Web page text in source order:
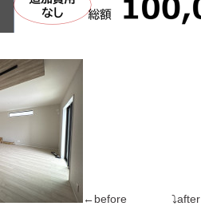
←before ⤵after